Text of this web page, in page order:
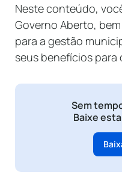
Neste conteúdo,
Governo Aberto,
para a gestão
seus benefícios para
Sem
Baixe